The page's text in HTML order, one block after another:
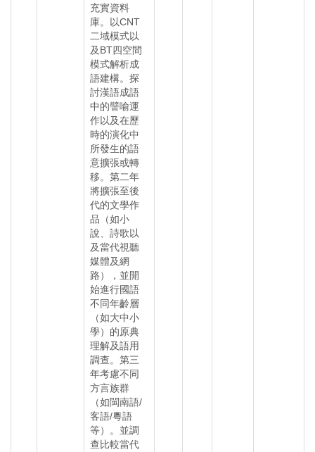
充實資料
庫。以CNT
二域模式以
及BT四空間
模式解析成
語建構。探
討漢語成語
中的譬喻運
作以及在歷
時的演化中
所發生的語
意擴張或轉
移。第二年
將擴張至後
代的文學作
品（如小
說、詩歌以
及當代視聽
媒體及網
路），並開
始進行國語
不同年齡層
（如大中小
學）的原典
理解及語用
調查。第三
年考慮不同
方言族群
（如閩南語/
客語/粵語
等）。並調
查比較當代